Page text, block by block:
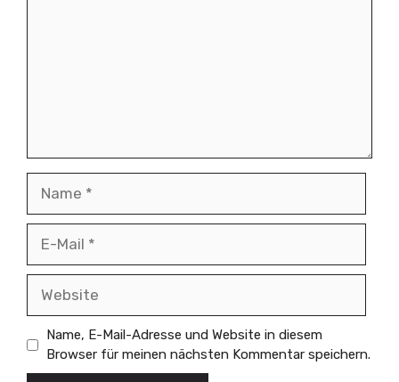
Mail
Name, E-Mail-Adresse und Website in diesem
Browser für meinen nächsten Kommentar speichern.